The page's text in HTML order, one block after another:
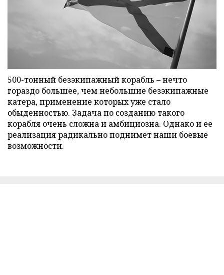
500-тонный безэкипажный корабль – нечто
гораздо большее, чем небольшие безэкипажные
катера, применение которых уже стало
обыденностью. Задача по созданию такого
корабля очень сложна и амбициозна. Однако и ее
реализация радикально поднимет наши боевые
возможности.